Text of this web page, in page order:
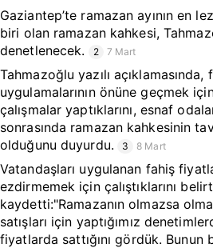
Gaziantep’te ramazan ayının en
biri olan ramazan kahkesi,
denetlenecek.
2 7 Mart
Tahmazoğlu yazılı
uygulamalarının önüne geçmek
çalışmalar yaptıklarını, esnaf
sonrasında ramazan kahkesinin
olduğunu duyurdu.
3 8 Mart
Vatandaşları uygulanan fahiş
ezdirmemek için çalıştıklarını
kaydetti:"Ramazanın olmazsa
satışları için yaptığımız
fiyatlarda sattığını gördük. Bunun